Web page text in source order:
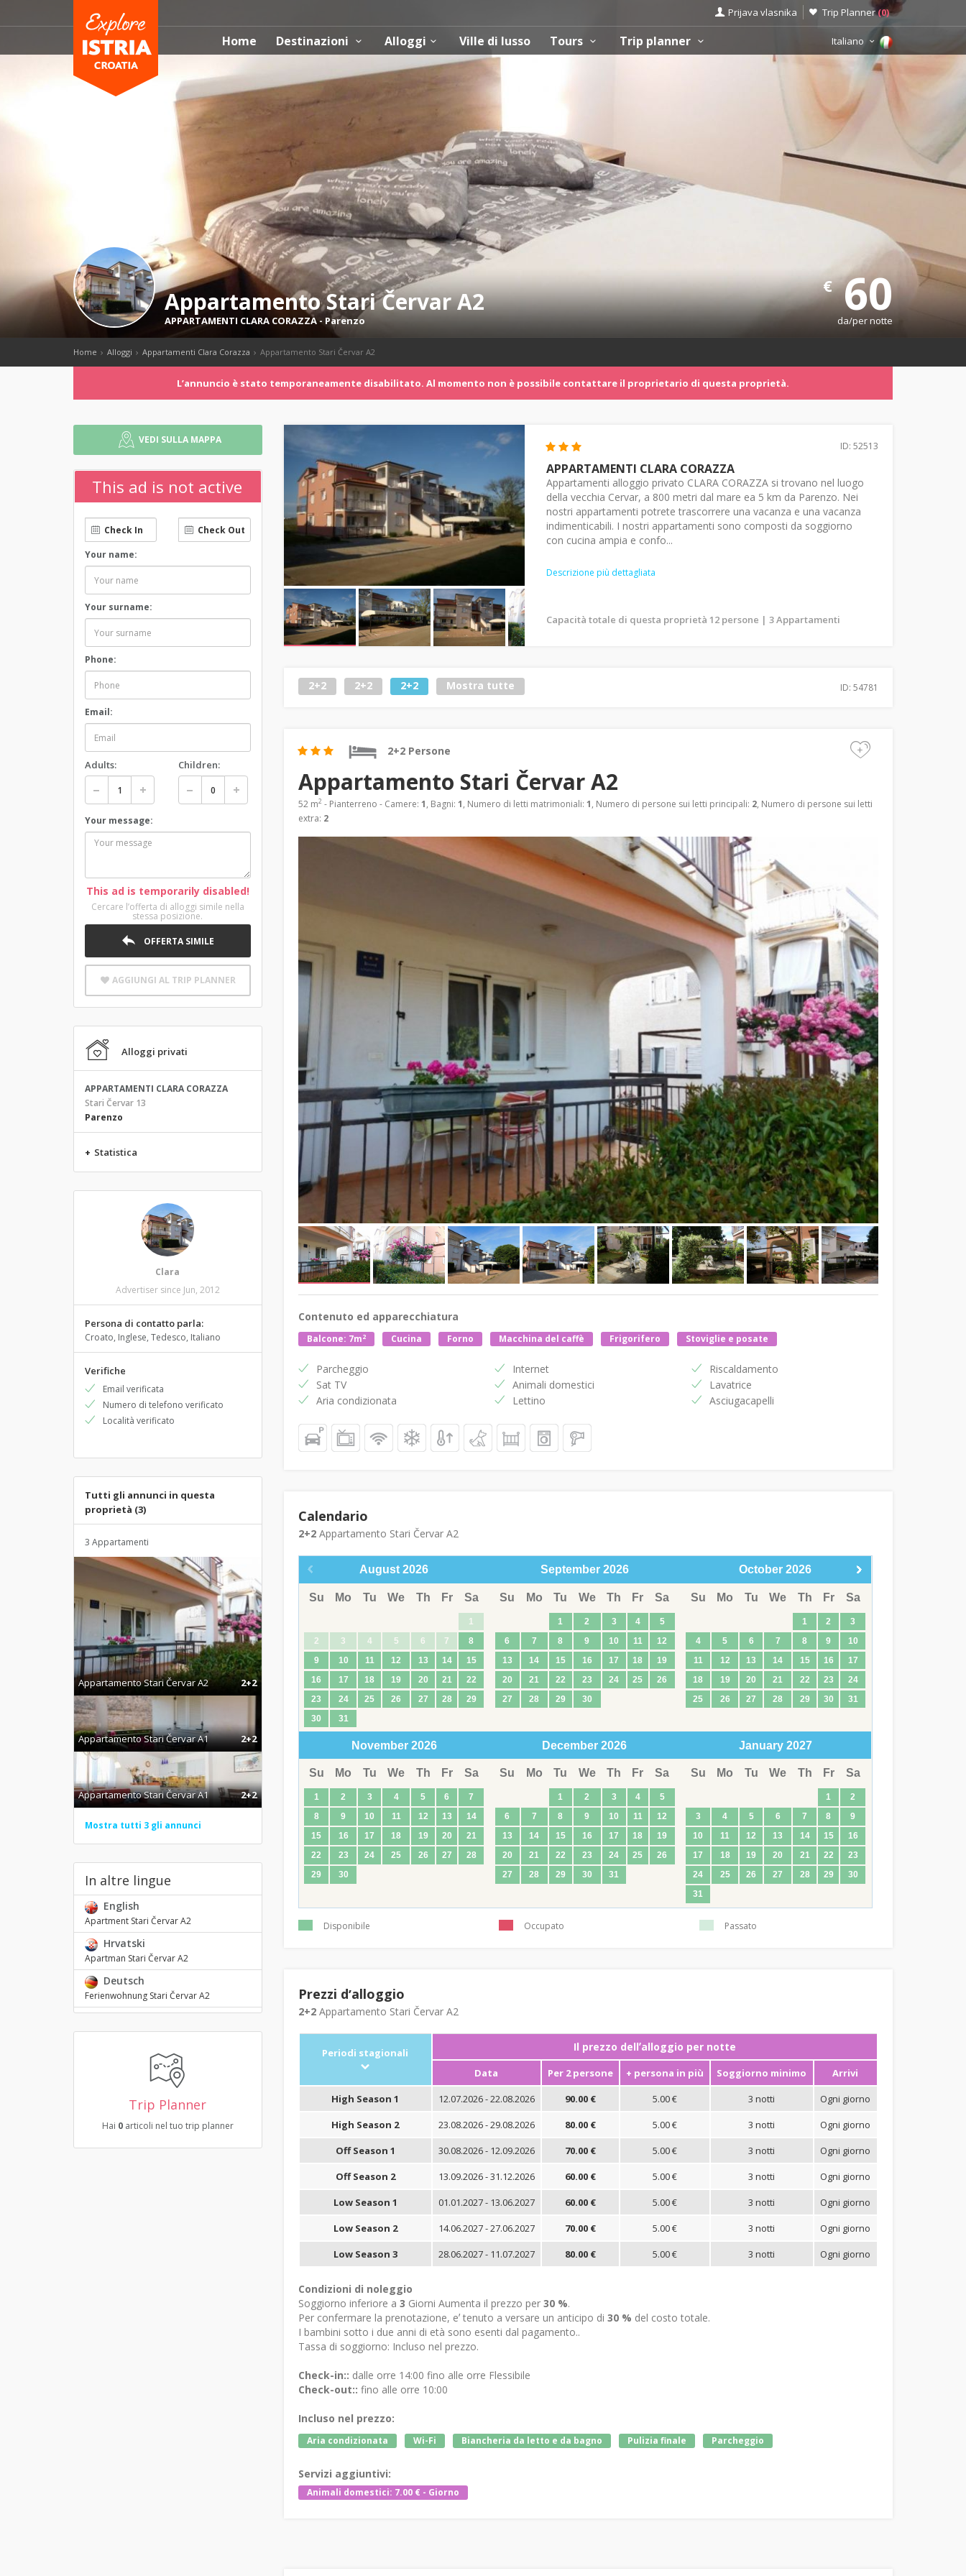
Prijava vlasnika Trip Planner(0)
Home Destinazioni Alloggi Ville di lusso Tours Trip planner Italiano
Appartamento Stari Červar A2
APPARTAMENTI CLARA CORAZZA- Parenzo
€60
da/per notte
Home Alloggi Appartamenti Clara Corazza Appartamento Stari Červar A2
Lʼannuncio è stato temporaneamente disabilitato. Al momento non è possibile contattare il proprietario di questa proprietà.
VEDI SULLA MAPPA
This ad is not active
Your name:
Your surname:
Phone:
Email:
Adults: Children:
Your message:
This ad is temporarily disabled!
Cercare lʼofferta di alloggi simile nella
stessa posizione.
OFFERTA SIMILE
AGGIUNGI AL TRIP PLANNER
Alloggi privati
APPARTAMENTI CLARA CORAZZA
Stari Červar 13
Parenzo
+ Statistica
Clara
Advertiser since Jun, 2012
Persona di contatto parla:
Croato, Inglese, Tedesco, Italiano
Verifiche
Email verificata
Numero di telefono verificato
Località verificato
Tutti gli annunci in questa
proprietà (3)
3 Appartamenti
Appartamento Stari Červar A2 2+2
Appartamento Stari Červar A1 2+2
Appartamento Stari Červar A1 2+2
Mostra tutti 3 gli annunci
In altre lingue
English
Apartment Stari Červar A2
Hrvatski
Apartman Stari Červar A2
Deutsch
Ferienwohnung Stari Červar A2
Trip Planner
Hai 0articoli nel tuo trip planner
ID: 52513
APPARTAMENTI CLARA CORAZZA
Appartamenti alloggio privato CLARA CORAZZA si trovano nel luogo
della vecchia Cervar, a 800 metri dal mare ea 5 km da Parenzo. Nei
nostri appartamenti potrete trascorrere una vacanza e una vacanza
indimenticabili. I nostri appartamenti sono composti da soggiorno
con cucina ampia e confo...
Descrizione più dettagliata
Capacità totale di questa proprietà 12 persone | 3 Appartamenti
2+2 2+2 2+2 Mostra tutte ID: 54781
2+2 Persone +
Appartamento Stari Červar A2
52 m2 - Pianterreno - Camere: 1, Bagni: 1, Numero di letti matrimoniali: 1, Numero di persone sui letti principali: 2, Numero di persone sui letti
extra: 2
Contenuto ed apparecchiatura
Balcone: 7m2 Cucina Forno Macchina del caffè Frigorifero Stoviglie e posate
Parcheggio
Sat TV
Aria condizionata
Internet
Animali domestici
Lettino
Riscaldamento
Lavatrice
Asciugacapelli
Calendario
2+2Appartamento Stari Červar A2
August 2026
Su Mo Tu We Th Fr Sa
1
2
3 4 5 6 7
8
9
10 11 12 13 14
15
16
17 18 19 20 21
22
23
24 25 26 27 28
29
30
31
September 2026
Su Mo Tu We Th Fr Sa
1 2 3 4
5
6
7 8 9 10 11
12
13
14 15 16 17 18
19
20
21 22 23 24 25
26
27
28 29 30
October 2026
Su Mo Tu We Th Fr Sa
1 2
3
4
5 6 7 8 9
10
11
12 13 14 15 16
17
18
19 20 21 22 23
24
25
26 27 28 29 30 31
November 2026
Su Mo Tu We Th Fr Sa
1 2 3 4 5 6
7
8
9 10 11 12 13
14
15
16 17 18 19 20
21
22
23 24 25 26 27
28
29
30
December 2026
Su Mo Tu We Th Fr Sa
1 2 3 4
5
6
7 8 9 10 11
12
13
14 15 16 17 18
19
20
21 22 23 24 25
26
27
28 29 30 31
January 2027
Su Mo Tu We Th Fr Sa
1
2
3
4 5 6 7 8
9
10
11 12 13 14 15
16
17
18 19 20 21 22
23
24
25 26 27 28 29
30
31
Disponibile Occupato Passato
Prezzi dʼalloggio
2+2Appartamento Stari Červar A2
Periodi stagionali Il prezzo dellʼalloggio per notte
Data Per 2 persone + persona in più Soggiorno minimo
Arrivi
High Season 1
12.07.2026 - 22.08.2026 90.00 € 5.00 € 3 notti
Ogni giorno
High Season 2
23.08.2026 - 29.08.2026 80.00 € 5.00 € 3 notti
Ogni giorno
Off Season 1
30.08.2026 - 12.09.2026 70.00 € 5.00 € 3 notti
Ogni giorno
Off Season 2
13.09.2026 - 31.12.2026 60.00 € 5.00 € 3 notti
Ogni giorno
Low Season 1
01.01.2027 - 13.06.2027 60.00 € 5.00 € 3 notti
Ogni giorno
Low Season 2
14.06.2027 - 27.06.2027 70.00 € 5.00 € 3 notti
Ogni giorno
Low Season 3
28.06.2027 - 11.07.2027 80.00 € 5.00 € 3 notti Ogni giorno
Condizioni di noleggio
Soggiorno inferiore a 3 Giorni Aumenta il prezzo per 30 %.
Per confermare la prenotazione, eʼ tenuto a versare un anticipo di 30 % del costo totale.
I bambini sotto i due anni di età sono esenti dal pagamento..
Tassa di soggiorno: Incluso nel prezzo.
Check-in:: dalle orre 14:00 fino alle orre Flessibile
Check-out:: fino alle orre 10:00
Incluso nel prezzo:
Aria condizionata Wi-Fi Biancheria da letto e da bagno Pulizia finale Parcheggio
Servizi aggiuntivi:
Animali domestici: 7.00 € - Giorno